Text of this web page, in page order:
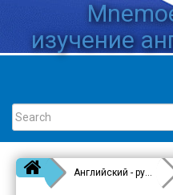
изучение
Английский - русский